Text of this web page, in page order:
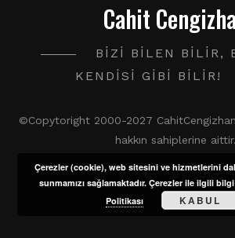
Cahit
BIZI BILEN BILIR,
KENDISI GIBI BILIR!
©Copytoright 2000-2027
hakkın sahiplerine aittir.
Çerezler (cookie), web sitesini ve hizmetlerini
sunmamızı sağlamaktadır. Çerezler ile ilgili
Politikası
KABUL